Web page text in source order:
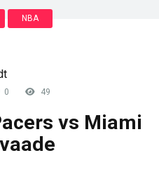
NBA
0 49
vs Miami